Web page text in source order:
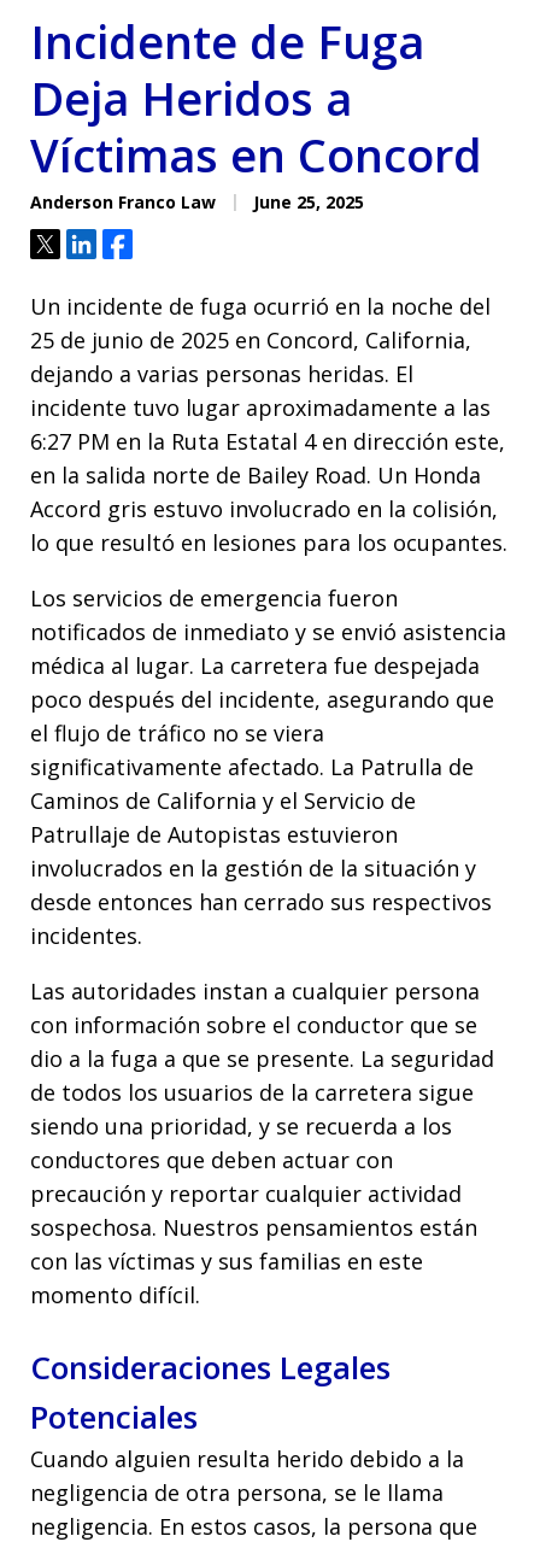
Incidente de Fuga
Deja Heridos a
Víctimas en Concord
Anderson Franco Law June 25, 2025
TweetShareShare
Un incidente de fuga ocurrió en la noche del
25 de junio de 2025 en Concord, California,
dejando a varias personas heridas. El
incidente tuvo lugar aproximadamente a las
6:27 PM en la Ruta Estatal 4 en dirección este,
en la salida norte de Bailey Road. Un Honda
Accord gris estuvo involucrado en la colisión,
lo que resultó en lesiones para los ocupantes.
Los servicios de emergencia fueron
notificados de inmediato y se envió asistencia
médica al lugar. La carretera fue despejada
poco después del incidente, asegurando que
el flujo de tráfico no se viera
significativamente afectado. La Patrulla de
Caminos de California y el Servicio de
Patrullaje de Autopistas estuvieron
involucrados en la gestión de la situación y
desde entonces han cerrado sus respectivos
incidentes.
Las autoridades instan a cualquier persona
con información sobre el conductor que se
dio a la fuga a que se presente. La seguridad
de todos los usuarios de la carretera sigue
siendo una prioridad, y se recuerda a los
conductores que deben actuar con
precaución y reportar cualquier actividad
sospechosa. Nuestros pensamientos están
con las víctimas y sus familias en este
momento difícil.
Consideraciones Legales
Potenciales
Cuando alguien resulta herido debido a la
negligencia de otra persona, se le llama
negligencia. En estos casos, la persona que